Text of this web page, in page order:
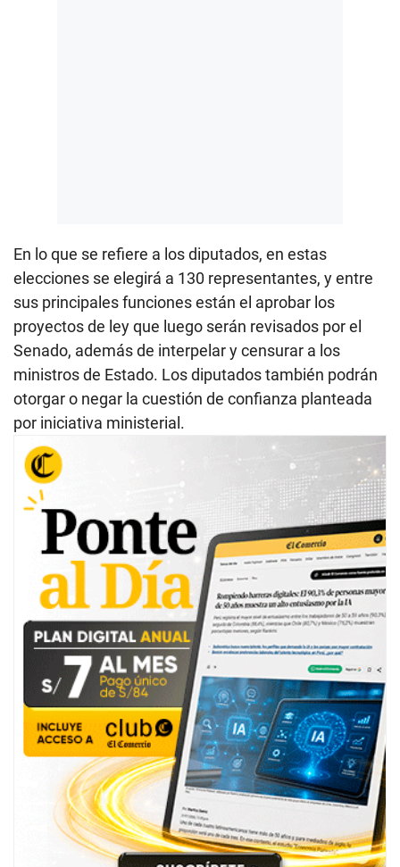
En lo que se refiere a los diputados, en estas
elecciones se elegirá a 130 representantes, y entre
sus principales funciones están el aprobar los
proyectos de ley que luego serán revisados por el
Senado, además de interpelar y censurar a los
ministros de Estado. Los diputados también podrán
otorgar o negar la cuestión de confianza planteada
por iniciativa ministerial.